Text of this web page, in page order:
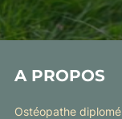
A PROPOS
Ostéopathe